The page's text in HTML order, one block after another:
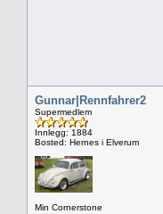
Gunnar|Rennfahrer2
Supermedlem
Innlegg: 1884
Bosted: Hernes i Elverum
Min Cornerstone